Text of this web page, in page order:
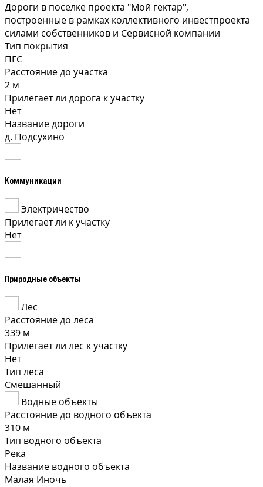
Дороги в поселке проекта "Мой гектар",
построенные в рамках коллективного инвестпроекта
силами собственников и Сервисной компании
Тип покрытия
ПГС
Расстояние до участка
2 м
Прилегает ли дорога к участку
Нет
Название дороги
д. Подсухино
Коммуникации
Электричество
Прилегает ли к участку
Нет
Природные объекты
Лес
Расстояние до леса
339 м
Прилегает ли лес к участку
Нет
Тип леса
Смешанный
Водные объекты
Расстояние до водного объекта
310 м
Тип водного объекта
Река
Название водного объекта
Малая Иночь